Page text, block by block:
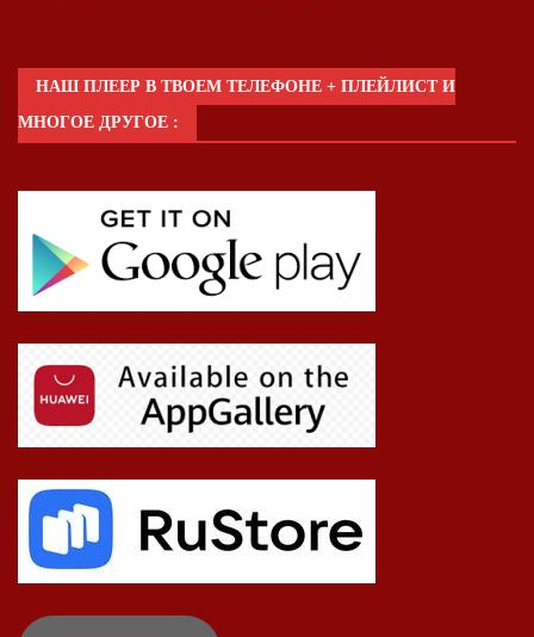
НАШ ПЛЕЕР В ТВОЕМ ТЕЛЕФОНЕ + ПЛЕЙЛИСТ И
МНОГОЕ ДРУГОЕ :